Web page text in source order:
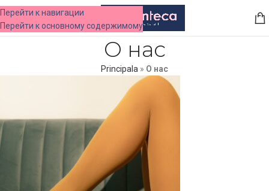
Перейти к навигации
Перейти к основному содержимому
МЕНЮ
О нас
Principala » О нас